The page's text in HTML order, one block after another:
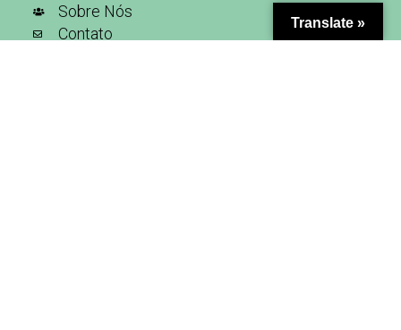
Sobre Nós
Contato
Translate »